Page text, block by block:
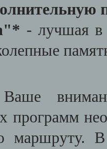
- лучшая в
программ
маршруту.